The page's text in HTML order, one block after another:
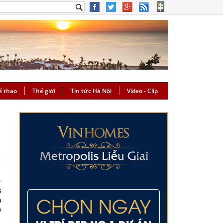
thao Thế giới Tin tức Hà Nội Video - Clip